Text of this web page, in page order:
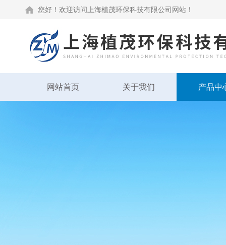
您好！欢迎访问上海植茂环保科技有限公司网站！
网站首页 关于我们 产品中